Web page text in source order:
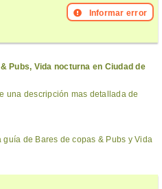
Informar error
Pubs, Vida nocturna en Ciudad de
una descripción mas detallada de
de Bares de copas & Pubs y Vida